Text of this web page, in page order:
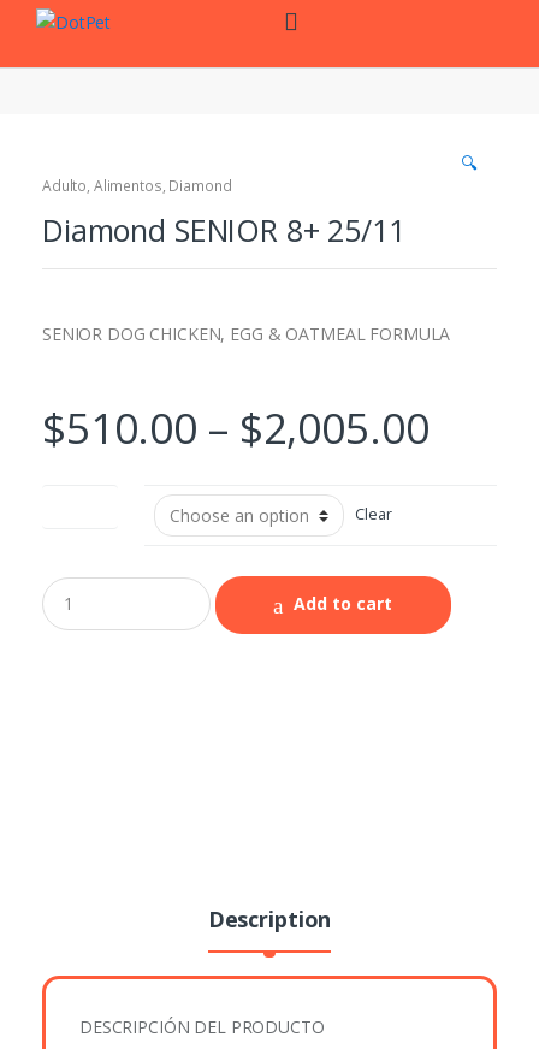
navigation
content
🔍
Adulto, Alimentos, Diamond
Diamond SENIOR 8+ 25/11
SENIOR DOG CHICKEN, EGG & OATMEAL FORMULA
$510.00 – $2,005.00
Clear
Add to cart
Description
DESCRIPCIÓN DEL PRODUCTO